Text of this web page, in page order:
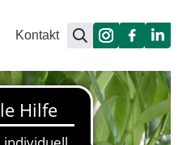
Kontakt